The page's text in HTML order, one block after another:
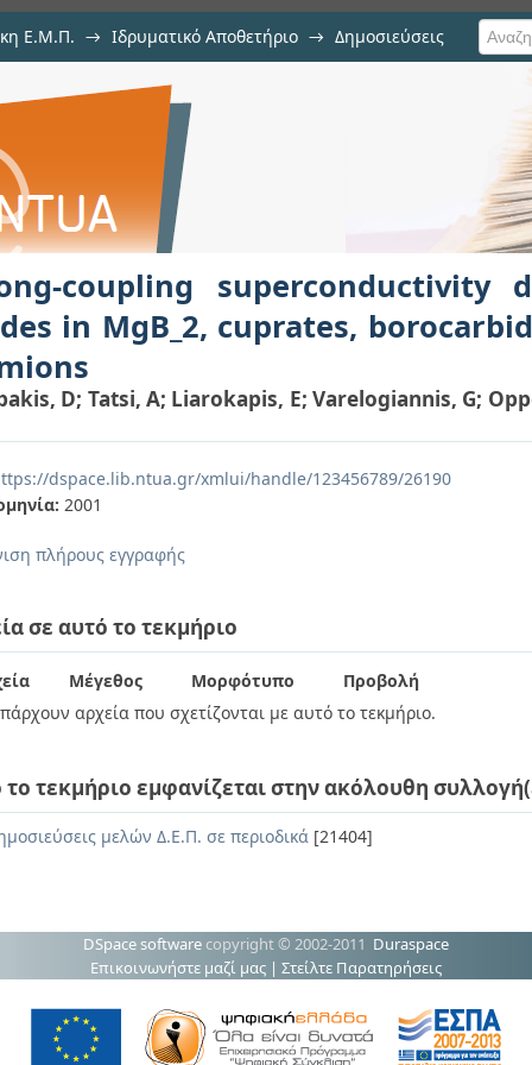
Ε.Μ.Π. → Ιδρυματικό Αποθετήριο → Δημοσιεύσεις
due to soft
and some heavy fermions
coupling
in MgB_2, cuprates,
D; Tatsi, A; Liarokapis, E;Varelogiannis, G;
dspace.lib.ntua.gr/xmlui/handle/123456789/26190
2001
πλήρους εγγραφής
σε αυτό το τεκμήριο
Μέγεθος Μορφότυπο
Προβολή
αρχεία που σχετίζονται με αυτό το τεκμήριο.
το τεκμήριο εμφανίζεται στην ακόλουθη
μελών Δ.Ε.Π. σε περιοδικά [21404]
DSpace software copyright © 2002-2011 Duraspace
Επικοινωνήστε μαζί μας | Στείλτε Παρατηρήσεις